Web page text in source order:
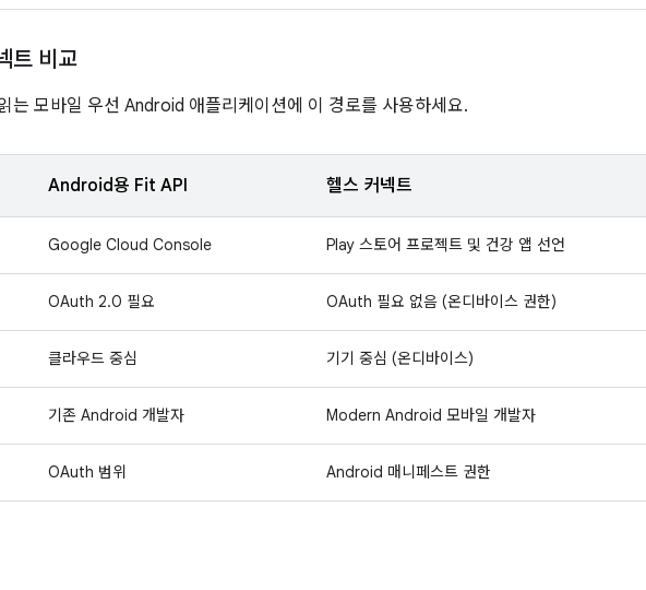
트 비교
는 모바일 우선 Android 애플리케이션에 이 경로를 사용하세요.
Android용 Fit API 헬스 커넥트
Google Cloud Console Play 스토어 프로젝트 및 건강 앱 선언
OAuth 2.0 필요 OAuth 필요 없음 (온디바이스 권한)
클라우드 중심 기기 중심 (온디바이스)
기존 Android 개발자 Modern Android 모바일 개발자
OAuth 범위 Android 매니페스트 권한